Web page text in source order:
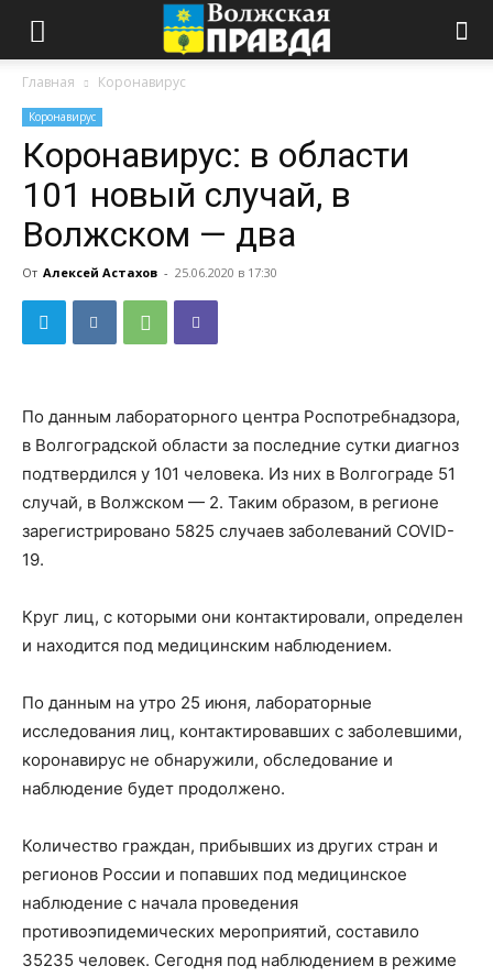
Главная Коронавирус
Коронавирус
Коронавирус: в области
101 новый случай, в
Волжском — два
От Алексей Астахов - 25.06.2020 в 17:30
По данным лабораторного центра Роспотребнадзора,
в Волгоградской области за последние сутки диагноз
подтвердился у 101 человека. Из них в Волгограде 51
случай, в Волжском — 2. Таким образом, в регионе
зарегистрировано 5825 случаев заболеваний COVID-
19.
Круг лиц, с которыми они контактировали, определен
и находится под медицинским наблюдением.
По данным на утро 25 июня, лабораторные
исследования лиц, контактировавших с заболевшими,
коронавирус не обнаружили, обследование и
наблюдение будет продолжено.
Количество граждан, прибывших из других стран и
регионов России и попавших под медицинское
наблюдение с начала проведения
противоэпидемических мероприятий, составило
35235 человек. Сегодня под наблюдением в режиме